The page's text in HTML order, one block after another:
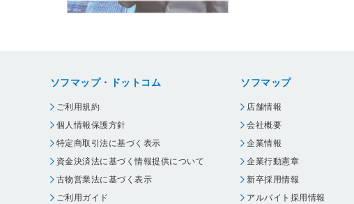
ソフマップ・ドットコム
ご利用規約
個人情報保護方針
特定商取引法に基づく表示
資金決済法に基づく情報提供について
古物営業法に基づく表示
ご利用ガイド
ソフマップ
店舗情報
会社概要
企業情報
企業行動憲章
新卒採用情報
アルバイト採用情報